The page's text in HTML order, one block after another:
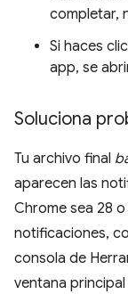
completar,
Si haces
app, se
Soluciona
Tu archivo final
aparecen las
Chrome sea 28
notificaciones,
consola de
ventana principal